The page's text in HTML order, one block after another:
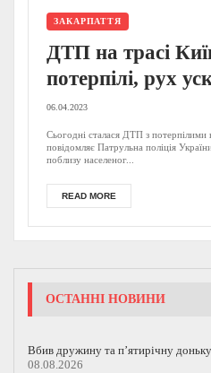
ЗАКАРПАТТЯ
ДТП на трасі
потерпілі, рух
(ФОТО)
06.04.2023
Сьогодні сталася ДТП з
повідомляє Патрульна поліція
поблизу населеног...
READ MORE
ОСТАННІ НОВИНИ
Вбив дружину та п’ятирічну
08.08.2026